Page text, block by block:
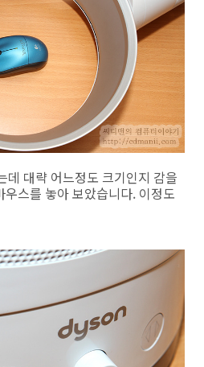
데 대략 어느정도 크기인지 감을
스를 놓아 보았습니다. 이정도